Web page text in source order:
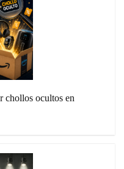
chollos ocultos en